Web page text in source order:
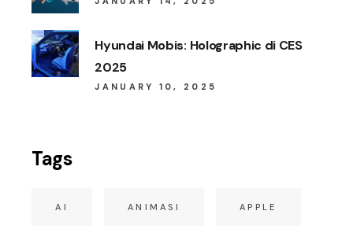
Hyundai Mobis: Holographic di CES
2025
JANUARY 10, 2025
Tags
AI ANIMASI APPLE